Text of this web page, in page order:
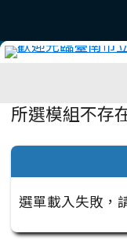
主內容區域
所選模組不存
左邊區域內容
選單載入失敗，
頁尾區域